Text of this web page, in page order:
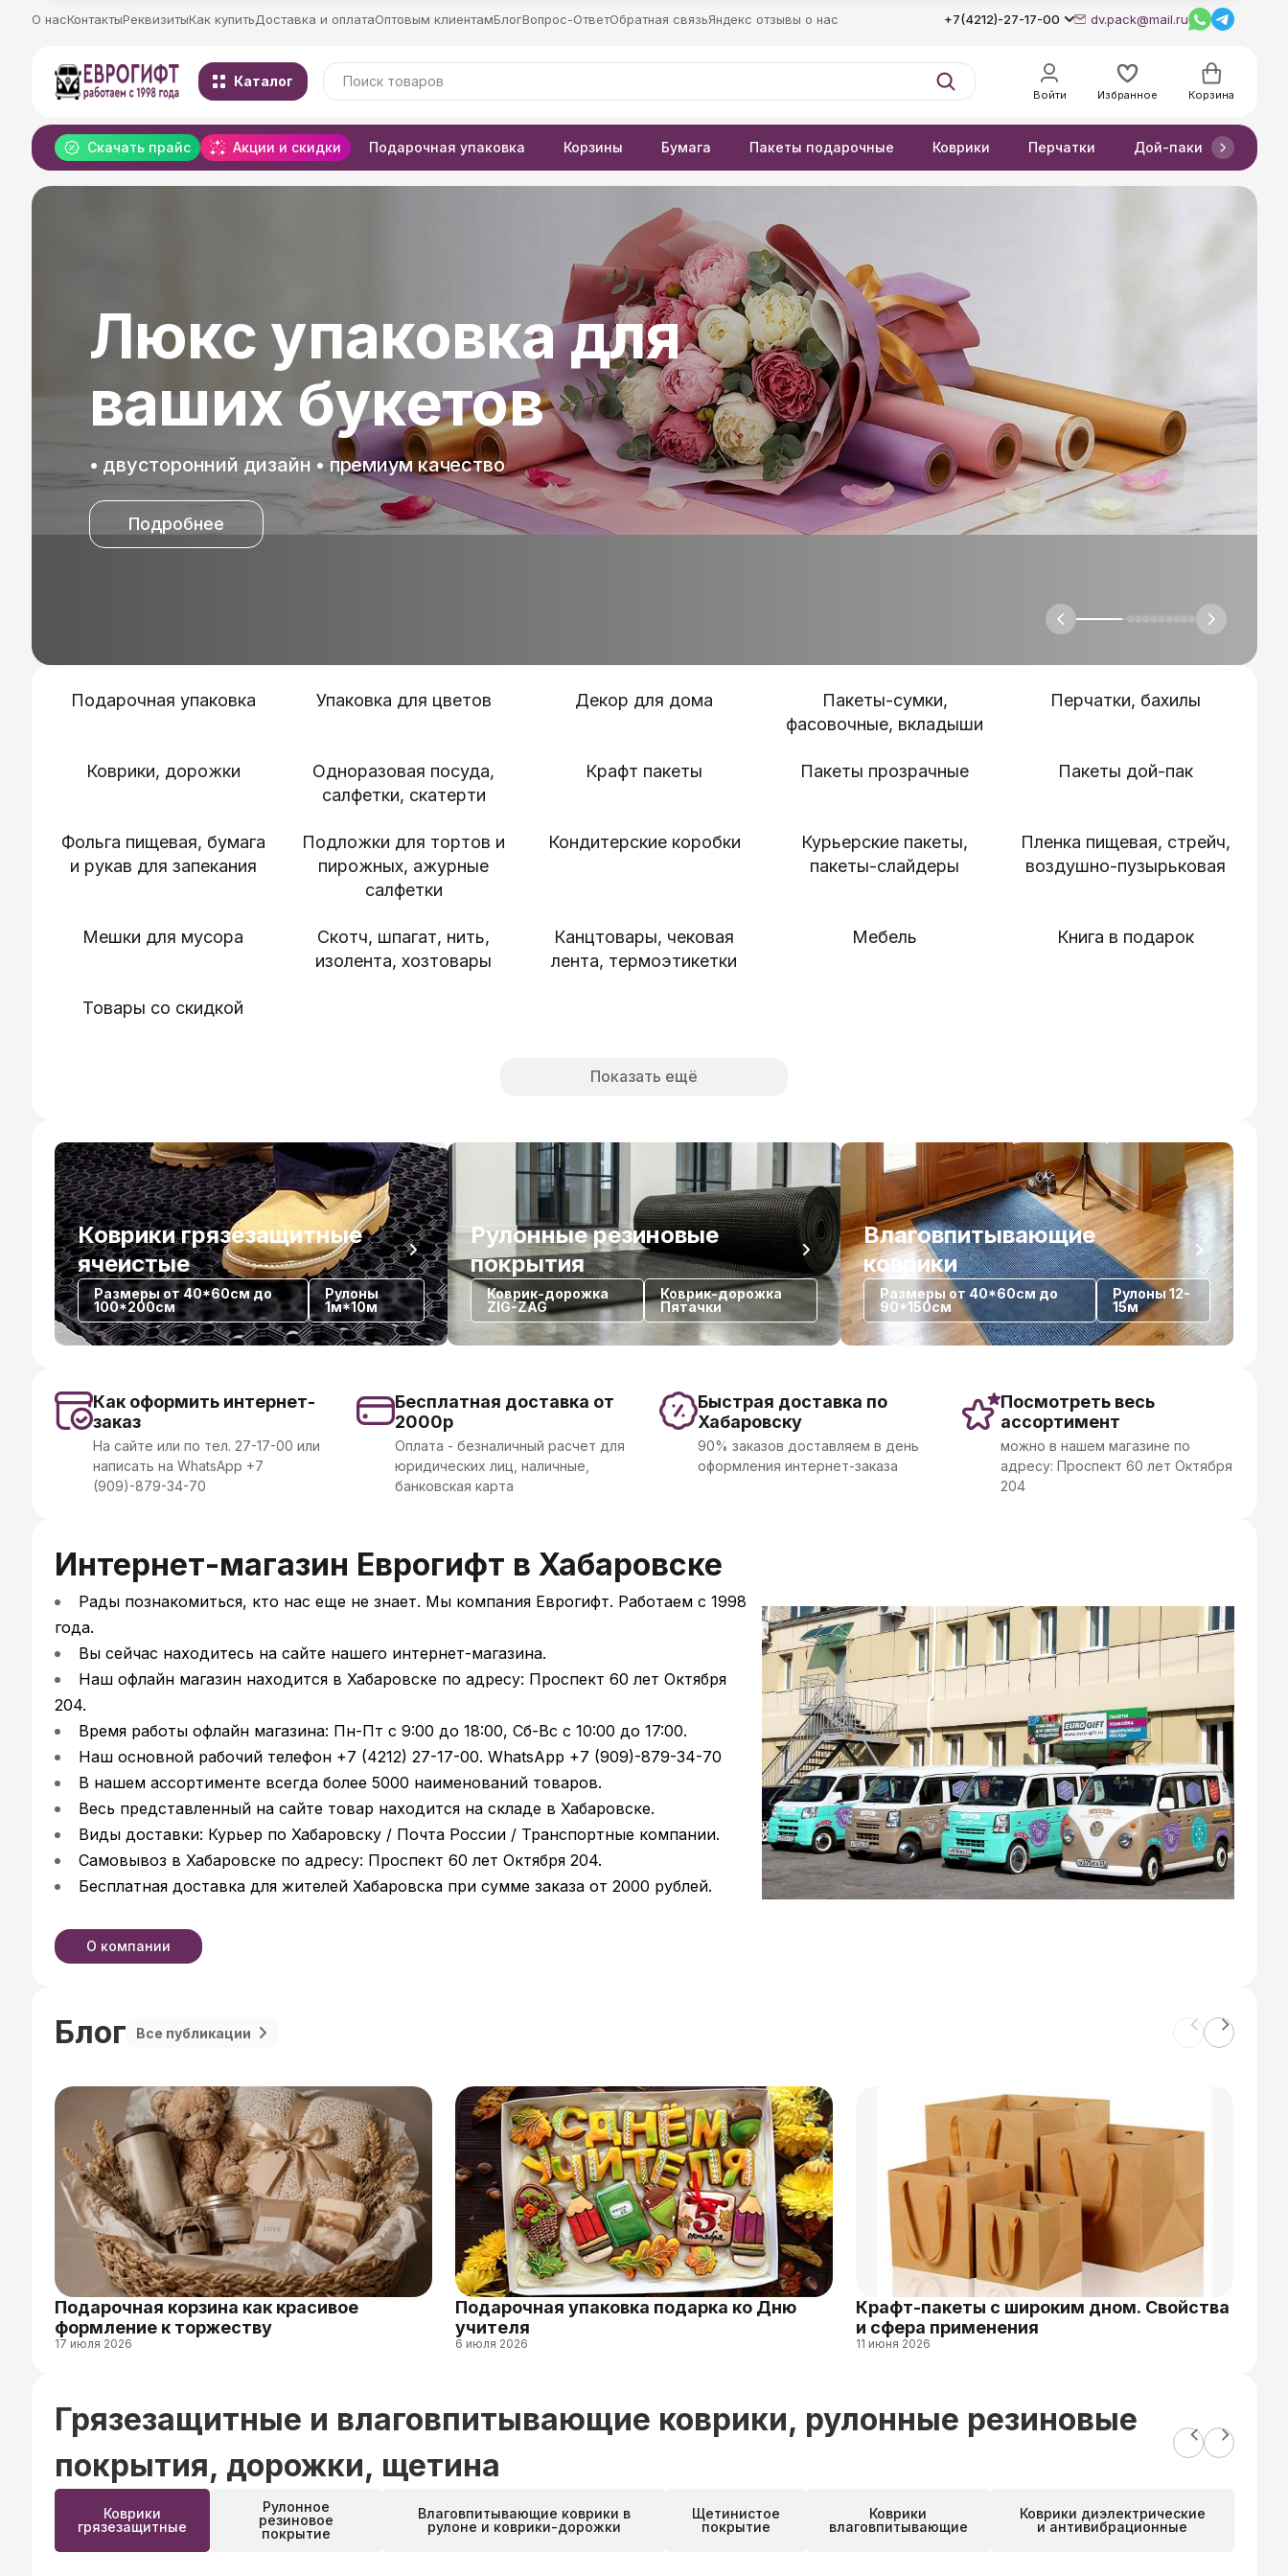
О насКонтактыРеквизитыКак купитьДоставка и оплатаОптовым клиентамБлогВопрос-ОтветОбратная связьЯндекс отзывы о нас +7(4212)-27-17-00 dv.pack@mail.ru
Каталог
Войти Избранное Корзина
Скачать прайс Акции и скидки Подарочная упаковка Корзины Бумага Пакеты подарочные Коврики Перчатки Дой-паки
Рельефная кожа
Роскошный блеск
Подарочная упаковка Упаковка для цветов Декор для дома
Пакеты-сумки,
фасовочные, вкладыши
Перчатки, бахилы
Коврики, дорожки
Одноразовая посуда,
салфетки, скатерти
Крафт пакеты Пакеты прозрачные Пакеты дой-пак
Фольга пищевая, бумага
и рукав для запекания
Подложки для тортов и
пирожных, ажурные
салфетки
Кондитерские коробки
Курьерские пакеты,
пакеты-слайдеры
Пленка пищевая, стрейч,
воздушно-пузырьковая
Мешки для мусора
Скотч, шпагат, нить,
изолента, хозтовары
Канцтовары, чековая
лента, термоэтикетки
Мебель Книга в подарок
Товары со скидкой
Показать ещё
Коврики грязезащитные
ячеистые
Размеры от 40*60см до
100*200см
Рулоны
1м*10м
Рулонные резиновые
покрытия
Коврик-дорожка
ZIG-ZAG
Коврик-дорожка
Пятачки
Влаговпитывающие
коврики
Размеры от 40*60см до
90*150см
Рулоны 12-
15м
Как оформить интернет-
заказ
На сайте или по тел. 27-17-00 или
написать на WhatsApp +7
(909)-879-34-70
Бесплатная доставка от
2000р
Оплата - безналичный расчет для
юридических лиц, наличные,
банковская карта
Быстрая доставка по
Хабаровску
90% заказов доставляем в день
оформления интернет-заказа
Посмотреть весь
ассортимент
можно в нашем магазине по
адресу: Проспект 60 лет Октября
204
Интернет-магазин Еврогифт в Хабаровске
Рады познакомиться, кто нас еще не знает. Мы компания Еврогифт. Работаем с 1998
года.
Вы сейчас находитесь на сайте нашего интернет-магазина.
Наш офлайн магазин находится в Хабаровске по адресу: Проспект 60 лет Октября
204.
Время работы офлайн магазина: Пн-Пт с 9:00 до 18:00, Сб-Вс с 10:00 до 17:00.
Наш основной рабочий телефон +7 (4212) 27-17-00. WhatsApp +7 (909)-879-34-70
В нашем ассортименте всегда более 5000 наименований товаров.
Весь представленный на сайте товар находится на складе в Хабаровске.
Виды доставки: Курьер по Хабаровску / Почта России / Транспортные компании.
Самовывоз в Хабаровске по адресу: Проспект 60 лет Октября 204.
Бесплатная доставка для жителей Хабаровска при сумме заказа от 2000 рублей.
О компании
Блог Все публикации
Подарочная корзина как красивое
формление к торжеству
17 июля 2026
Подарочная упаковка подарка ко Дню
учителя
6 июля 2026
​Крафт-пакеты с широким дном​. Свойства
и сфера применения
11 июня 2026
Грязезащитные и влаговпитывающие коврики, рулонные резиновые
покрытия, дорожки, щетина
Коврики
грязезащитные
Рулонное
резиновое
покрытие
Влаговпитывающие коврики в
рулоне и коврики-дорожки
Щетинистое
покрытие
Коврики
влаговпитывающие
Коврики диэлектрические
и антивибрационные